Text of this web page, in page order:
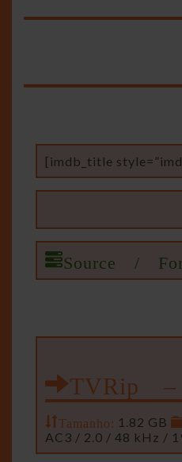
[imdb_title
Source /
TVRip –
Tamanho: 1.82 GB
AC3 / 2.0 / 48 kHz /